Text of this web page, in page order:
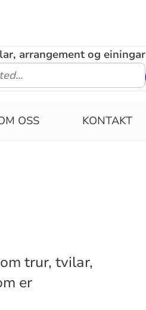
arrangement og einingar
OSS KONTAKT
trur, tvilar,
er